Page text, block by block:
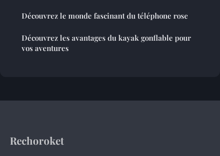
Découvrez le monde fascinant du téléphone rose
Découvrez les avantages du kayak gonflable pour
vos aventures
Rechoroket